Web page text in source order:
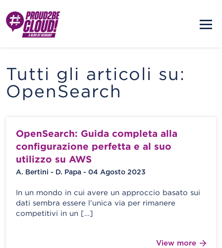
Tutti gli articoli su:
OpenSearch
OpenSearch: Guida completa alla
configurazione perfetta e al suo
utilizzo su AWS
A. Bertini - D. Papa - 04 Agosto 2023
In un mondo in cui avere un approccio basato sui
dati sembra essere l’unica via per rimanere
competitivi in un […]
View more